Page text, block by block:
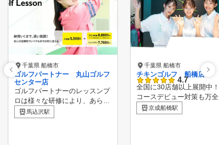
千葉県 船橋市
ゴルフパートナー 丸山ゴルフ
センター店
ゴルフパートナーのレッスンプ
ロは様々な研修により、あらゆ
る方面から生徒様の上達をサポ
ートしています！ ビギナーか
馬込沢駅
千葉県 船橋市
チキンゴルフ 船橋店
4.7
全国に30店舗以上展開中
コースデビュー対策も万
新のシミュレーションマ
チキンゴルフにお通い頂
京成船橋駅